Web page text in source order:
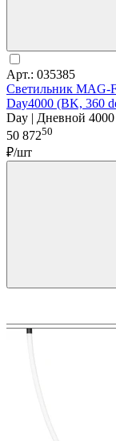
Арт.: 035385
Светильник
Day4000 (BK, 360
Day | Дневной
50 87250
₽/шт